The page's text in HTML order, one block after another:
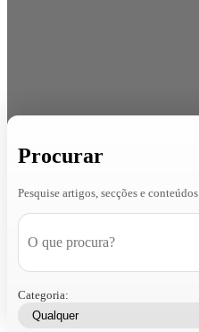
Procurar
Pesquise artigos, secções e conteúdos
Categoria: